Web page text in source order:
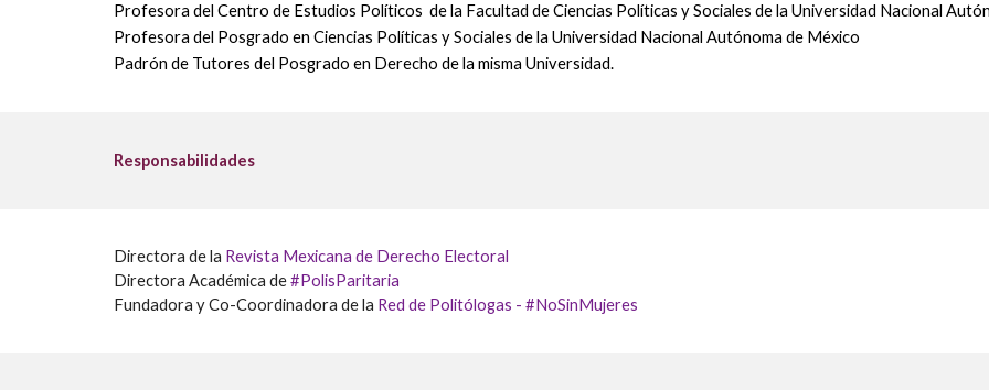
Profesora del Centro de Estudios Políticos de la Facultad de Ciencias Políticas y Sociales de la Universidad Nacional
Profesora del Posgrado en Ciencias Políticas y Sociales de la Universidad Nacional Autónoma de México
Padrón de Tutores del Posgrado en Derecho de la misma Universidad.
Responsabilidades
Directora de la Revista Mexicana de Derecho Electoral
Directora Académica de#PolisParitaria
Fundadora yCo-Coordinadora de la Red de Politólogas - #NoSinMujeres